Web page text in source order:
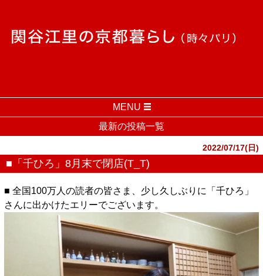
MENU
最新の投稿一覧
2022/07/17(日)
■「千ひろ」8月末で閉店(T_T)
■ 全国100万人の読者の皆さま、少し久しぶりに「千ひろ」
さんに出かけたエリーでございます。